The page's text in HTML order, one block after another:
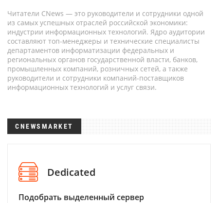
Читатели CNews — это руководители и сотрудники одной
из самых успешных отраслей российской экономики:
индустрии информационных технологий. Ядро аудитории
составляют топ-менеджеры и технические специалисты
департаментов информатизации федеральных и
региональных органов государственной власти, банков,
промышленных компаний, розничных сетей, а также
руководители и сотрудники компаний-поставщиков
информационных технологий и услуг связи.
CNEWSMARKET
Dedicated
Подобрать выделенный сервер